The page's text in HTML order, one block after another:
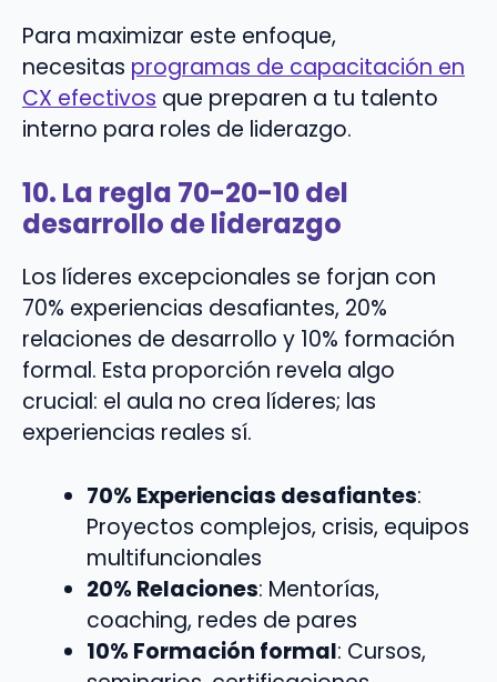
Para maximizar este enfoque,
necesitas programas de capacitación en
CX efectivos que preparen a tu talento
interno para roles de liderazgo.
10. La regla 70-20-10 del
desarrollo de liderazgo
Los líderes excepcionales se forjan con
70% experiencias desafiantes, 20%
relaciones de desarrollo y 10% formación
formal. Esta proporción revela algo
crucial: el aula no crea líderes; las
experiencias reales sí.
70% Experiencias desafiantes:
Proyectos complejos, crisis, equipos
multifuncionales
20% Relaciones: Mentorías,
coaching, redes de pares
10% Formación formal: Cursos,